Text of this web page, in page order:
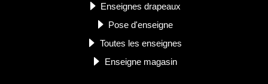
Enseignes drapeaux
Pose d'enseigne
Toutes les enseignes
Enseigne magasin